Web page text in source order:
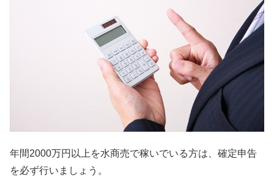
年間2000万円以上を水商売で稼いでいる方は、確定申告
を必ず行いましょう。